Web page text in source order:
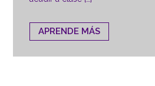
APRENDE MÁS